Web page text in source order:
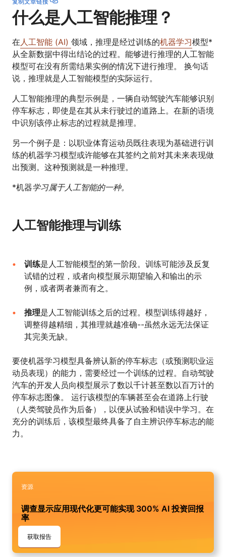
什么是人工智能推理？
在人工智能 (AI) 领域，推理是经过训练的机器学习模型*
从全新数据中得出结论的过程。能够进行推理的人工智能
模型可在没有所需结果实例的情况下进行推理。 换句话
说，推理就是人工智能模型的实际运行。
人工智能推理的典型示例是，一辆自动驾驶汽车能够识别
停车标志，即使是在其从未行驶过的道路上。在新的语境
中识别该停止标志的过程就是推理。
另一个例子是：以职业体育运动员既往表现为基础进行训
练的机器学习模型或许能够在其签约之前对其未来表现做
出预测。这种预测就是一种推理。
*机器学习属于人工智能的一种。
人工智能推理与训练
训练是人工智能模型的第一阶段。训练可能涉及反复
试错的过程，或者向模型展示期望输入和输出的示
例，或者两者兼而有之。
推理是人工智能训练之后的过程。模型训练得越好，
调整得越精细，其推理就越准确--虽然永远无法保证
其完美无缺。
要使机器学习模型具备辨认新的停车标志（或预测职业运
动员表现）的能力，需要经过一个训练的过程。自动驾驶
汽车的开发人员向模型展示了数以千计甚至数以百万计的
停车标志图像。 运行该模型的车辆甚至会在道路上行驶
（人类驾驶员作为后备），以便从试验和错误中学习。在
充分的训练后，该模型最终具备了自主辨识停车标志的能
力。
资源
调查显示应用现代化更可能实现 300% AI 投资回报
率
获取报告